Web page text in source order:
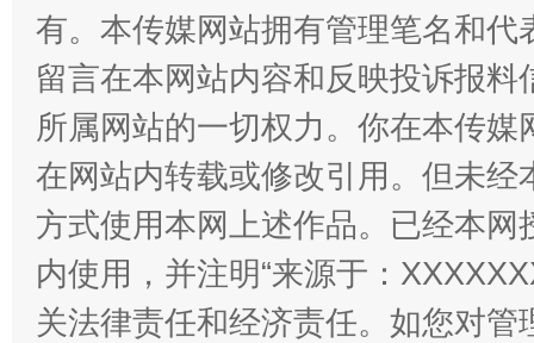
阿坝州三大球赛在茂县开幕 规模
国家大学科技园优化重塑工作
有。本传媒网站拥有管理笔名和
留言在本网站内容和反映投诉报
所属网站的一切权力。你在本传
在网站内转载或修改引用。但未
方式使用本网上述作品。已经本
内使用，并注明“来源于：
关法律责任和经济责任。如您对